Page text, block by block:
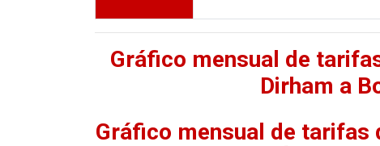
Gráfico mensual de
Dirham a
Gráfico mensual de tarifas